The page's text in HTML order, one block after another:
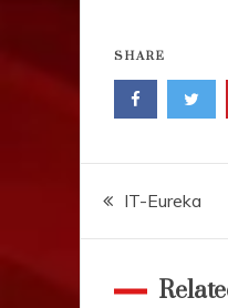
SHARE
Навігація
записів
IT-Eureka